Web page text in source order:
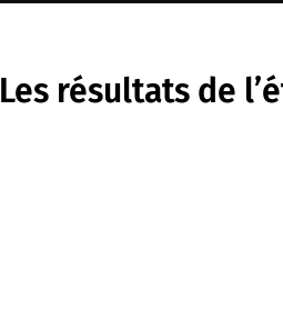
Les résultats de